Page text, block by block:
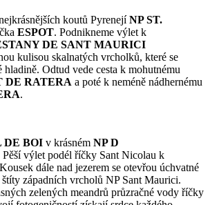
koutů PyrenejíNP ST.
ESPOT. Podnikneme výlet k
DE SANT MAURICI
kulisou skalnatých vrcholků, které se
Odtud vede cesta k mohutnému
DE RATERA a poté k neméně nádhernému
.
DE BOI v krásném NP D
Pěší výlet podél říčky Sant Nicolau k
dále nad jezerem se otevřou úchvatné
západních vrcholů NP Sant Maurici.
zelených meandrů průzračné vody říčky